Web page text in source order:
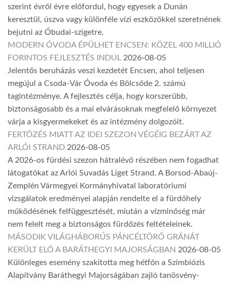
szerint évről évre előfordul, hogy egyesek a Dunán
keresztül, úszva vagy különféle vízi eszközökkel szeretnének
bejutni az Óbudai-szigetre.
MODERN ÓVODA ÉPÜLHET ENCSEN: KÖZEL 400 MILLIÓ
FORINTOS FEJLESZTÉS INDUL 2026-08-05
Jelentős beruházás veszi kezdetét Encsen, ahol teljesen
megújul a Csoda-Vár Óvoda és Bölcsőde 2. számú
tagintézménye. A fejlesztés célja, hogy korszerűbb,
biztonságosabb és a mai elvárásoknak megfelelő környezet
várja a kisgyermekeket és az intézmény dolgozóit.
FERTŐZÉS MIATT AZ IDEI SZEZON VÉGÉIG BEZÁRT AZ
ARLÓI STRAND 2026-08-05
A 2026-os fürdési szezon hátralévő részében nem fogadhat
látogatókat az Arlói Suvadás Liget Strand. A Borsod-Abaúj-
Zemplén Vármegyei Kormányhivatal laboratóriumi
vizsgálatok eredményei alapján rendelte el a fürdőhely
működésének felfüggesztését, miután a vízminőség már
nem felelt meg a biztonságos fürdőzés feltételeinek.
MÁSODIK VILÁGHÁBORÚS PÁNCÉLTÖRŐ GRÁNÁT
KERÜLT ELŐ A BARÁTHEGYI MAJORSÁGBAN 2026-08-05
Különleges esemény szakította meg hétfőn a Szimbiózis
Alapítvány Baráthegyi Majorságában zajló tanösvény-